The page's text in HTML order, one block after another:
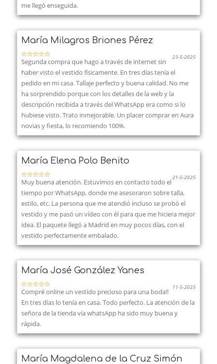
me llegó enseguida.
María Milagros Briones Pérez
23-5-2025
Segunda compra que hago a través de internet sin
haber visto el vestido físicamente. En tres días tenía el
pedido en mi casa. Tallaje perfecto y buena calidad. No me
ha sorprendido porque con los detalles de la web y la
descripción recibida a través del WhatsApp era como si lo
hubiese visto. Trato inmejorable. Un placer comprar en Aura
novias y fiesta, lo recomiendo 100%.
María Elena Polo Benito
21-5-2025
Muy buena atención. Estuvimos en contacto todo el
tiempo por WhatsApp, donde me asesoraron sobre talla,
estilo, etc. La persona que me atendió incluso se probó el
vestido y me pasó un vídeo con él para que me hiciera mejor
idea. El paquete llegó a Madrid en muy pocos días, con el
vestido perfectamente embalado.
María José González Yanes
11-5-2025
Compré online un vestido precioso para una boda!!
En tres días lo tenía en casa. Todo perfecto. La atención de la
señora de la tienda vía whatsApp ha sido muy buena y
rápida.
María Magdalena de la Cruz Simón